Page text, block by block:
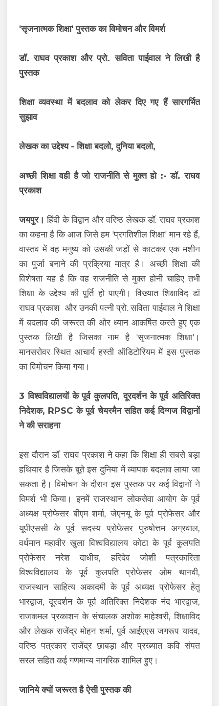
'सृजनात्मक शिक्षा' पुस्तक का विमोचन और विमर्श
डॉ. राघव प्रकाश और प्रो. सविता पाईवाल ने लिखी है
पुस्तक
शिक्षा व्यवस्था में बदलाव को लेकर दिए गए हैं सारगर्भित
सुझाव
लेखक का उद्देश्य - शिक्षा बदलो, दुनिया बदलो,
अच्छी शिक्षा वही है जो राजनीति से मुक्त हो :- डॉ. राघव
प्रकाश
जयपुर। हिंदी के विद्वान और वरिष्ठ लेखक डॉ. राघव प्रकाश
का कहना है कि आज जिसे हम 'प्रगतिशील शिक्षा' मान रहे हैं,
वास्तव में वह मनुष्य को उसकी जड़ों से काटकर एक मशीन
का पुर्जा बनाने की प्रक्रिया मात्र है। अच्छी शिक्षा की
विशेषता यह है कि वह राजनीति से मुक्त होनी चाहिए तभी
शिक्षा के उद्देश्य की पूर्ति हो पाएगी। विख्यात शिक्षाविद डॉ
राघव प्रकाश और उनकी पत्नी प्रो. सविता पाईवाल ने शिक्षा
में बदलाव की जरूरत की ओर ध्यान आकर्षित करते हुए एक
पुस्तक लिखी है जिसका नाम है 'सृजनात्मक शिक्षा'।
मानसरोवर स्थित आचार्य हस्ती ऑडिटोरियम में इस पुस्तक
का विमोचन किया गया।
3 विश्वविद्यालयों के पूर्व कुलपति, दूरदर्शन के पूर्व अतिरिक्त
निदेशक, RPSC के पूर्व चेयरमैन सहित कई दिग्गज विद्वानों
ने की सराहना
इस दौरान डॉ. राघव प्रकाश ने कहा कि शिक्षा ही सबसे बड़ा
हथियार है जिसके बूते इस दुनिया में व्यापक बदलाव लाया जा
सकता है। विमोचन के दौरान इस पुस्तक पर कई विद्वानों ने
विमर्श भी किया। इनमें राजस्थान लोकसेवा आयोग के पूर्व
अध्यक्ष प्रोफेसर बीएम शर्मा, जेएनयू के पूर्व प्रोफेसर और
यूपीएससी के पूर्व सदस्य प्रोफेसर पुरुषोत्तम अग्रवाल,
वर्धमान महावीर खुला विश्वविद्यालय कोटा के पूर्व कुलपति
प्रोफेसर नरेश दाधीच, हरिदेव जोशी पत्रकारिता
विश्वविद्यालय के पूर्व कुलपति प्रोफेसर ओम थानवी,
राजस्थान साहित्य अकादमी के पूर्व अध्यक्ष प्रोफेसर हेतु
भारद्वाज, दूरदर्शन के पूर्व अतिरिक्त निदेशक नंद भारद्वाज,
राजकमल प्रकाशन के संचालक अशोक माहेश्वरी, शिक्षाविद
और लेखक राजेंद्र मोहन शर्मा, पूर्व आईएएस जगरूप यादव,
वरिष्ठ पत्रकार राजेंद्र छाबड़ा और प्रख्यात कवि संपत
सरल सहित कई गणमान्य नागरिक शामिल हुए।
जानिये क्यों जरूरत है ऐसी पुस्तक की